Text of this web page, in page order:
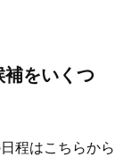
補をいくつ
程はこちらから